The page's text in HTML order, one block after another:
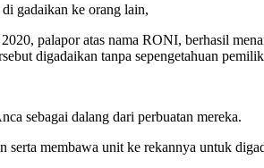
gadaikan ke orang lain,
palapor atas nama RONI, berhasil
digadaikan tanpa sepengetahuan
sebagai dalang dari perbuatan mereka.
serta membawa unit ke rekannya untuk